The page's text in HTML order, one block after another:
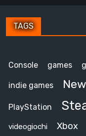
TAGS
Console games
indie games
PlayStation
videogiochi Xbox